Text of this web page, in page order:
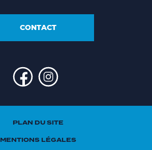
CONTACT
PLAN DU SITE
MENTIONS LÉGALES